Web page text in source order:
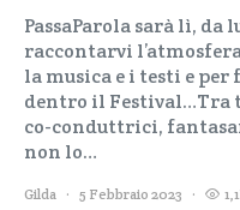
PassaParola sarà lì, da
raccontarvi
la musica e i testi e per
dentro il Festival…Tra
co-conduttrici,
non lo…
Gilda 5 Febbraio 2023